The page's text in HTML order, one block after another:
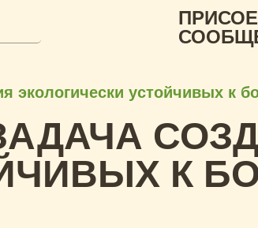
экологически устойчивых к
К